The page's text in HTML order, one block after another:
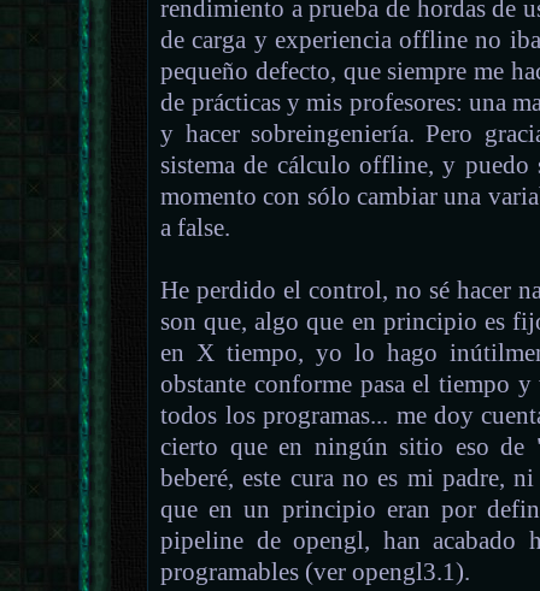
rendimiento a prueba de hordas de
de carga y experiencia offline no
pequeño defecto, que siempre me
de prácticas y mis profesores: una
y hacer sobreingeniería. Pero
sistema de cálculo offline, y puedo
momento con sólo cambiar una
a false.
He perdido el control, no sé hacer
son que, algo que en principio es
en X tiempo, yo lo hago
obstante conforme pasa el tiempo
todos los programas... me doy
cierto que en ningún sitio eso de
beberé, este cura no es mi padre,
que en un principio eran por
pipeline de opengl, han acabado
programables (ver opengl3.1).